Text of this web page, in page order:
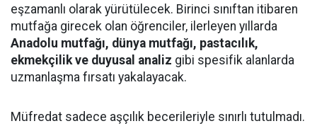
eşzamanlı olarak yürütülecek. Birinci sınıftan itibaren
mutfağa girecek olan öğrenciler, ilerleyen yıllarda
Anadolu mutfağı, dünya mutfağı, pastacılık,
ekmekçilik ve duyusal analiz gibi spesifik alanlarda
uzmanlaşma fırsatı yakalayacak.
Müfredat sadece aşçılık becerileriyle sınırlı tutulmadı.